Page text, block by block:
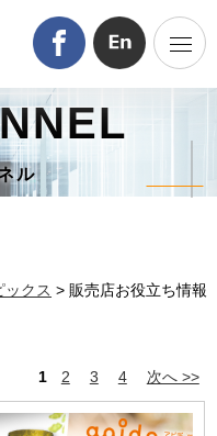
ル
ックス > 販売店お役立ち情報
1 2 3 4 次へ >>